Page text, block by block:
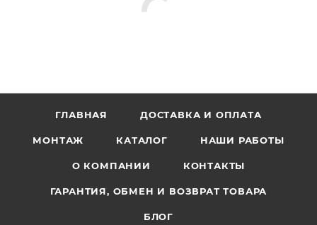
ГЛАВНАЯ ДОСТАВКА И ОПЛАТА
МОНТАЖ КАТАЛОГ НАШИ РАБОТЫ
О КОМПАНИИ КОНТАКТЫ
ГАРАНТИЯ, ОБМЕН И ВОЗВРАТ ТОВАРА
БЛОГ